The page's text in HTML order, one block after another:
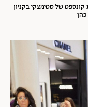
של סטימצקי בקניון